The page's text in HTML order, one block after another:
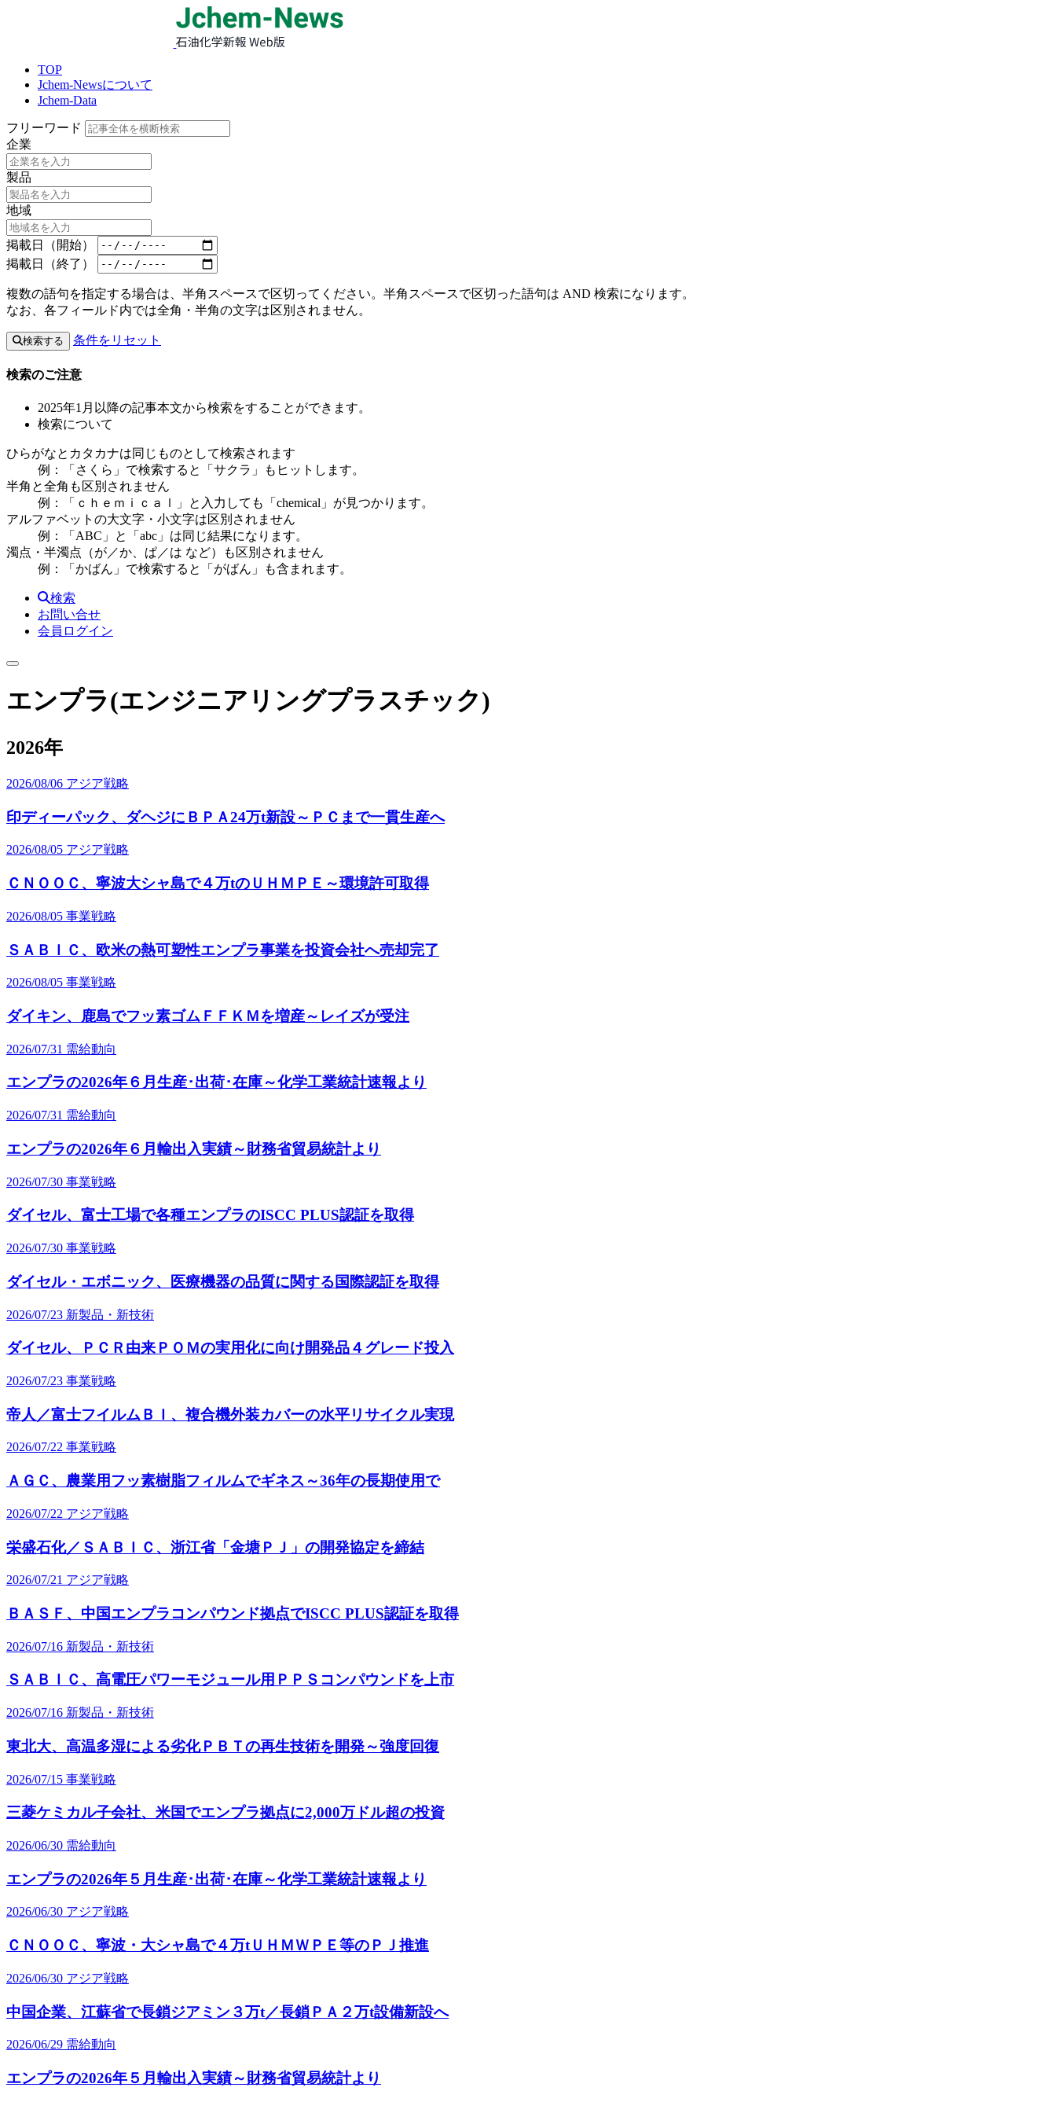
TOP
Jchem-Newsについて
Jchem-Data
フリーワード
企業
製品
地域
掲載日（開始）
掲載日（終了）
複数の語句を指定する場合は、半角スペースで区切ってください。半角スペースで区切った語句は AND 検索になります。
なお、各フィールド内では全角・半角の文字は区別されません。
検索する 条件をリセット
検索のご注意
2025年1月以降の記事本文から検索をすることができます。
検索について
ひらがなとカタカナは同じものとして検索されます
例：「さくら」で検索すると「サクラ」もヒットします。
半角と全角も区別されません
例：「ｃｈｅｍｉｃａｌ」と入力しても「chemical」が見つかります。
アルファベットの大文字・小文字は区別されません
例：「ABC」と「abc」は同じ結果になります。
濁点・半濁点（が／か、ぱ／は など）も区別されません
例：「かばん」で検索すると「がばん」も含まれます。
検索
お問い合せ
会員ログイン
エンプラ(エンジニアリングプラスチック)
2026年
2026/08/06 アジア戦略
印ディーパック、ダヘジにＢＰＡ24万t新設～ＰＣまで一貫生産へ
2026/08/05 アジア戦略
ＣＮＯＯＣ、寧波大シャ島で４万tのＵＨＭＰＥ～環境許可取得
2026/08/05 事業戦略
ＳＡＢＩＣ、欧米の熱可塑性エンプラ事業を投資会社へ売却完了
2026/08/05 事業戦略
ダイキン、鹿島でフッ素ゴムＦＦＫＭを増産～レイズが受注
2026/07/31 需給動向
エンプラの2026年６月生産･出荷･在庫～化学工業統計速報より
2026/07/31 需給動向
エンプラの2026年６月輸出入実績～財務省貿易統計より
2026/07/30 事業戦略
ダイセル、富士工場で各種エンプラのISCC PLUS認証を取得
2026/07/30 事業戦略
ダイセル・エボニック、医療機器の品質に関する国際認証を取得
2026/07/23 新製品・新技術
ダイセル、ＰＣＲ由来ＰＯＭの実用化に向け開発品４グレード投入
2026/07/23 事業戦略
帝人／富士フイルムＢＩ、複合機外装カバーの水平リサイクル実現
2026/07/22 事業戦略
ＡＧＣ、農業用フッ素樹脂フィルムでギネス～36年の長期使用で
2026/07/22 アジア戦略
栄盛石化／ＳＡＢＩＣ、浙江省「金塘ＰＪ」の開発協定を締結
2026/07/21 アジア戦略
ＢＡＳＦ、中国エンプラコンパウンド拠点でISCC PLUS認証を取得
2026/07/16 新製品・新技術
ＳＡＢＩＣ、高電圧パワーモジュール用ＰＰＳコンパウンドを上市
2026/07/16 新製品・新技術
東北大、高温多湿による劣化ＰＢＴの再生技術を開発～強度回復
2026/07/15 事業戦略
三菱ケミカル子会社、米国でエンプラ拠点に2,000万ドル超の投資
2026/06/30 需給動向
エンプラの2026年５月生産･出荷･在庫～化学工業統計速報より
2026/06/30 アジア戦略
ＣＮＯＯＣ、寧波・大シャ島で４万tＵＨＭＷＰＥ等のＰＪ推進
2026/06/30 アジア戦略
中国企業、江蘇省で長鎖ジアミン３万t／長鎖ＰＡ２万t設備新設へ
2026/06/29 需給動向
エンプラの2026年５月輸出入実績～財務省貿易統計より